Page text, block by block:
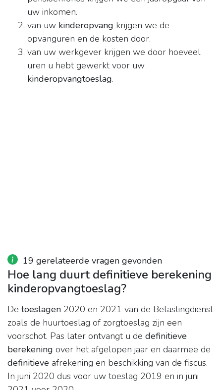
uw inkomen.
van uw kinderopvang krijgen we de
opvanguren en de kosten door.
van uw werkgever krijgen we door hoeveel
uren u hebt gewerkt voor uw
kinderopvangtoeslag.
19 gerelateerde vragen gevonden
Hoe lang duurt definitieve berekening
kinderopvangtoeslag?
De toeslagen 2020 en 2021 van de Belastingdienst
zoals de huurtoeslag of zorgtoeslag zijn een
voorschot. Pas later ontvangt u de definitieve
berekening over het afgelopen jaar en daarmee de
definitieve afrekening en beschikking van de fiscus.
In juni 2020 dus voor uw toeslag 2019 en in juni